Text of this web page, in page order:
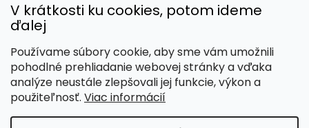
V krátkosti ku cookies, potom ideme
ďalej
Používame súbory cookie, aby sme vám umožnili
pohodlné prehliadanie webovej stránky a vďaka
analýze neustále zlepšovali jej funkcie, výkon a
použiteľnosť. Viac informácií
Obľúbené spôsoby platby: